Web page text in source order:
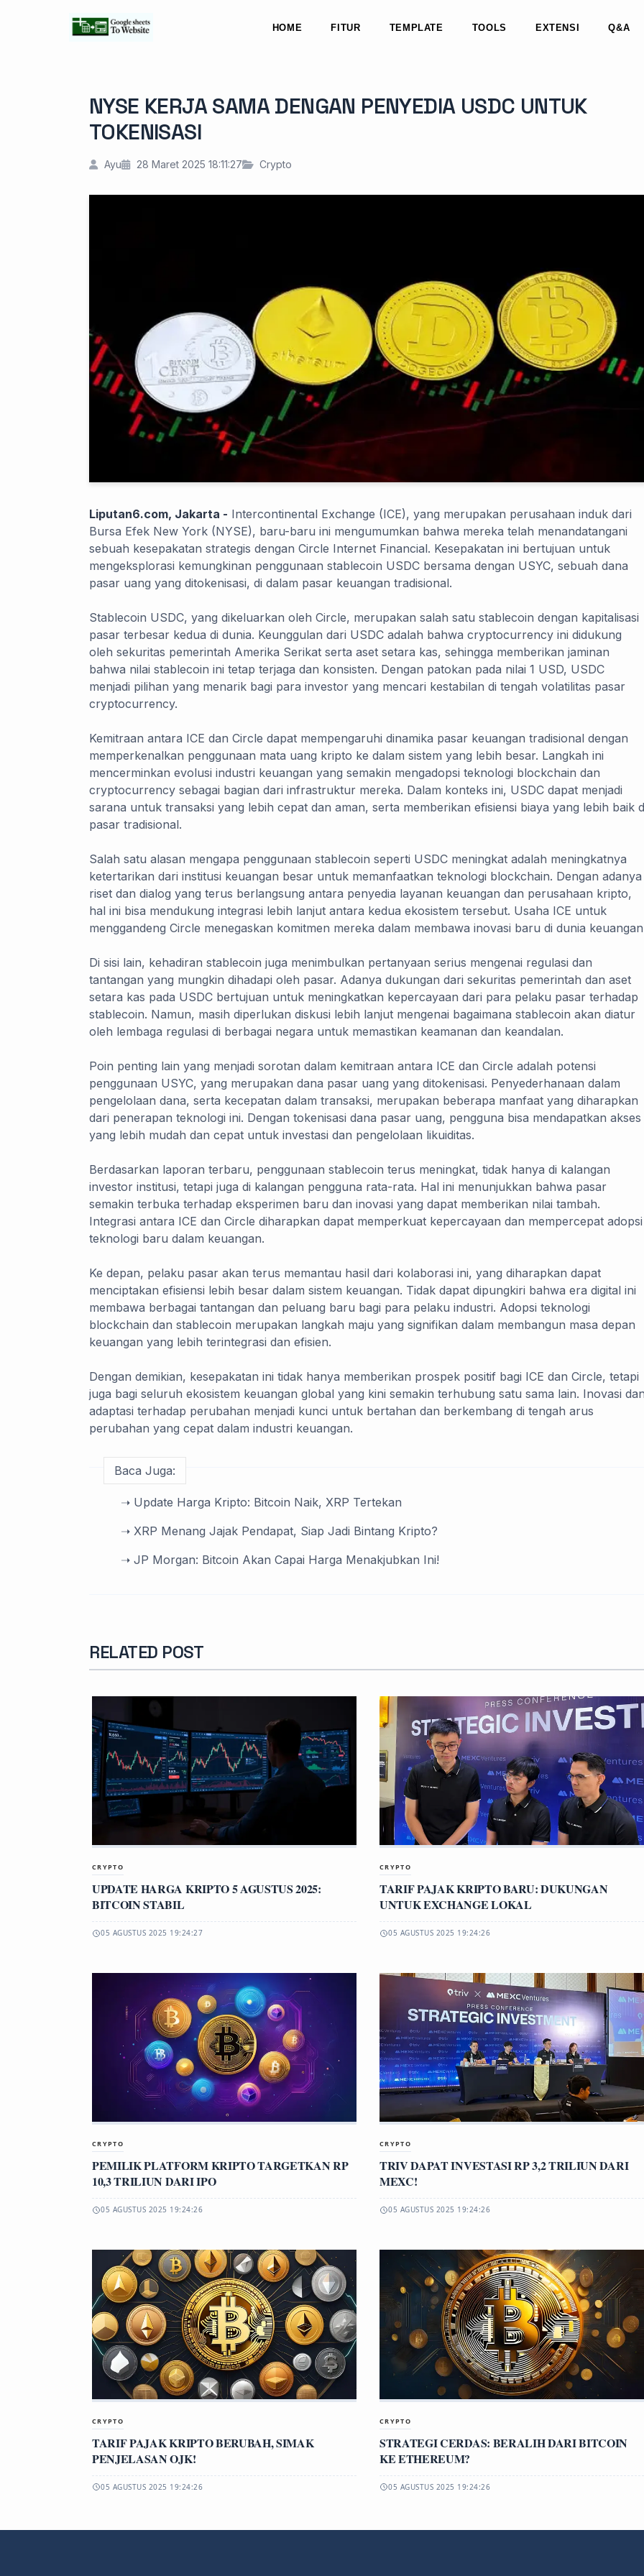
HOME FITUR TEMPLATE TOOLS EXTENSI Q&A
NYSE KERJA SAMA DENGAN PENYEDIA USDC UNTUK
TOKENISASI
Ayu 28 Maret 2025 18:11:27 Crypto
Liputan6.com, Jakarta - Intercontinental Exchange (ICE), yang merupakan perusahaan induk dari
Bursa Efek New York (NYSE), baru-baru ini mengumumkan bahwa mereka telah menandatangani
sebuah kesepakatan strategis dengan Circle Internet Financial. Kesepakatan ini bertujuan untuk
mengeksplorasi kemungkinan penggunaan stablecoin USDC bersama dengan USYC, sebuah dana
pasar uang yang ditokenisasi, di dalam pasar keuangan tradisional.
Stablecoin USDC, yang dikeluarkan oleh Circle, merupakan salah satu stablecoin dengan kapitalisasi
pasar terbesar kedua di dunia. Keunggulan dari USDC adalah bahwa cryptocurrency ini didukung
oleh sekuritas pemerintah Amerika Serikat serta aset setara kas, sehingga memberikan jaminan
bahwa nilai stablecoin ini tetap terjaga dan konsisten. Dengan patokan pada nilai 1 USD, USDC
menjadi pilihan yang menarik bagi para investor yang mencari kestabilan di tengah volatilitas pasar
cryptocurrency.
Kemitraan antara ICE dan Circle dapat mempengaruhi dinamika pasar keuangan tradisional dengan
memperkenalkan penggunaan mata uang kripto ke dalam sistem yang lebih besar. Langkah ini
mencerminkan evolusi industri keuangan yang semakin mengadopsi teknologi blockchain dan
cryptocurrency sebagai bagian dari infrastruktur mereka. Dalam konteks ini, USDC dapat menjadi
sarana untuk transaksi yang lebih cepat dan aman, serta memberikan efisiensi biaya yang lebih baik
pasar tradisional.
Salah satu alasan mengapa penggunaan stablecoin seperti USDC meningkat adalah meningkatnya
ketertarikan dari institusi keuangan besar untuk memanfaatkan teknologi blockchain. Dengan adanya
riset dan dialog yang terus berlangsung antara penyedia layanan keuangan dan perusahaan kripto,
hal ini bisa mendukung integrasi lebih lanjut antara kedua ekosistem tersebut. Usaha ICE untuk
menggandeng Circle menegaskan komitmen mereka dalam membawa inovasi baru di dunia
Di sisi lain, kehadiran stablecoin juga menimbulkan pertanyaan serius mengenai regulasi dan
tantangan yang mungkin dihadapi oleh pasar. Adanya dukungan dari sekuritas pemerintah dan aset
setara kas pada USDC bertujuan untuk meningkatkan kepercayaan dari para pelaku pasar terhadap
stablecoin. Namun, masih diperlukan diskusi lebih lanjut mengenai bagaimana stablecoin akan diatur
oleh lembaga regulasi di berbagai negara untuk memastikan keamanan dan keandalan.
Poin penting lain yang menjadi sorotan dalam kemitraan antara ICE dan Circle adalah potensi
penggunaan USYC, yang merupakan dana pasar uang yang ditokenisasi. Penyederhanaan dalam
pengelolaan dana, serta kecepatan dalam transaksi, merupakan beberapa manfaat yang diharapkan
dari penerapan teknologi ini. Dengan tokenisasi dana pasar uang, pengguna bisa mendapatkan akses
yang lebih mudah dan cepat untuk investasi dan pengelolaan likuiditas.
Berdasarkan laporan terbaru, penggunaan stablecoin terus meningkat, tidak hanya di kalangan
investor institusi, tetapi juga di kalangan pengguna rata-rata. Hal ini menunjukkan bahwa pasar
semakin terbuka terhadap eksperimen baru dan inovasi yang dapat memberikan nilai tambah.
Integrasi antara ICE dan Circle diharapkan dapat memperkuat kepercayaan dan mempercepat adopsi
teknologi baru dalam keuangan.
Ke depan, pelaku pasar akan terus memantau hasil dari kolaborasi ini, yang diharapkan dapat
menciptakan efisiensi lebih besar dalam sistem keuangan. Tidak dapat dipungkiri bahwa era digital ini
membawa berbagai tantangan dan peluang baru bagi para pelaku industri. Adopsi teknologi
blockchain dan stablecoin merupakan langkah maju yang signifikan dalam membangun masa depan
keuangan yang lebih terintegrasi dan efisien.
Dengan demikian, kesepakatan ini tidak hanya memberikan prospek positif bagi ICE dan Circle, tetapi
juga bagi seluruh ekosistem keuangan global yang kini semakin terhubung satu sama lain. Inovasi
adaptasi terhadap perubahan menjadi kunci untuk bertahan dan berkembang di tengah arus
perubahan yang cepat dalam industri keuangan.
Baca Juga:
➝ Update Harga Kripto: Bitcoin Naik, XRP Tertekan
➝ XRP Menang Jajak Pendapat, Siap Jadi Bintang Kripto?
➝ JP Morgan: Bitcoin Akan Capai Harga Menakjubkan Ini!
RELATED POST
CRYPTO
UPDATE HARGA KRIPTO 5 AGUSTUS 2025:
BITCOIN STABIL
05 AGUSTUS 2025 19:24:27
CRYPTO
TARIF PAJAK KRIPTO BARU: DUKUNGAN
UNTUK EXCHANGE LOKAL
05 AGUSTUS 2025 19:24:26
CRYPTO
PEMILIK PLATFORM KRIPTO TARGETKAN RP
10,3 TRILIUN DARI IPO
05 AGUSTUS 2025 19:24:26
CRYPTO
TRIV DAPAT INVESTASI RP 3,2 TRILIUN DARI
MEXC!
05 AGUSTUS 2025 19:24:26
CRYPTO
TARIF PAJAK KRIPTO BERUBAH, SIMAK
PENJELASAN OJK!
05 AGUSTUS 2025 19:24:26
CRYPTO
STRATEGI CERDAS: BERALIH DARI BITCOIN
KE ETHEREUM?
05 AGUSTUS 2025 19:24:26